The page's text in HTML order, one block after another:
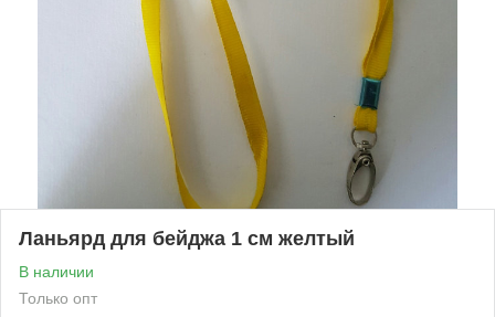
Ланьярд для бейджа 1 см желтый
В наличии
Только опт